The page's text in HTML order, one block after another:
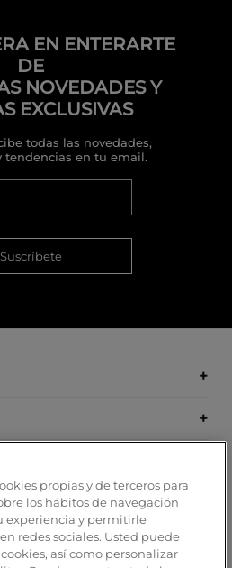
EN ENTERARTE
DE
NOVEDADES Y
EXCLUSIVAS
todas las novedades,
tendencias en tu email.
Suscríbete
propias y de terceros para
los hábitos de navegación
experiencia y permitirle
redes sociales. Usted puede
así como personalizar